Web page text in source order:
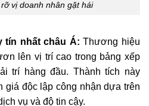
vị doanh nhân gặt hái
tín nhất châu Á: Thương hiệu
lên vị trí cao trong bảng xếp
trí hàng đầu. Thành tích này
giá độc lập công nhận dựa trên
vụ và độ tin cậy.